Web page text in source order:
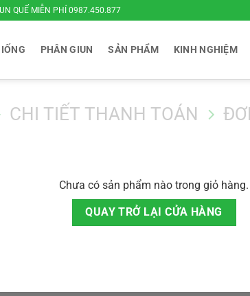
QUẾ MIỄN PHÍ 0987.450.877
PHÂN GIUN SẢN PHẨM KINH NGHIỆM
CHI TIẾT THANH TOÁN
Chưa có sản phẩm nào trong giỏ hàng.
QUAY TRỞ LẠI CỬA HÀNG